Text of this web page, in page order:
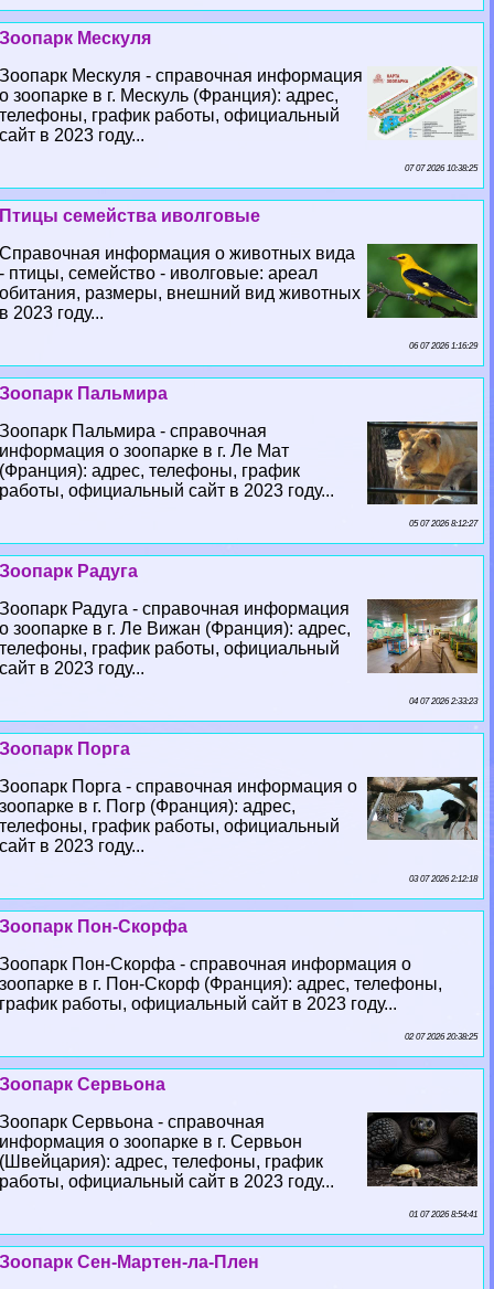
Зоопарк Мескуля
Зоопарк Мескуля - справочная информация
о зоопарке в г. Мескуль (Франция): адрес,
телефоны, график работы, официальный
сайт в 2023 году...
07 07 2026 10:38:25
Птицы семейства иволговые
Справочная информация о животных вида
- птицы, семейство - иволговые: ареал
обитания, размеры, внешний вид животных
в 2023 году...
06 07 2026 1:16:29
Зоопарк Пальмира
Зоопарк Пальмира - справочная
информация о зоопарке в г. Ле Мат
(Франция): адрес, телефоны, график
работы, официальный сайт в 2023 году...
05 07 2026 8:12:27
Зоопарк Радуга
Зоопарк Радуга - справочная информация
о зоопарке в г. Ле Вижан (Франция): адрес,
телефоны, график работы, официальный
сайт в 2023 году...
04 07 2026 2:33:23
Зоопарк Порга
Зоопарк Порга - справочная информация о
зоопарке в г. Погр (Франция): адрес,
телефоны, график работы, официальный
сайт в 2023 году...
03 07 2026 2:12:18
Зоопарк Пон-Скорфа
Зоопарк Пон-Скорфа - справочная информация о
зоопарке в г. Пон-Скорф (Франция): адрес, телефоны,
график работы, официальный сайт в 2023 году...
02 07 2026 20:38:25
Зоопарк Сервьона
Зоопарк Сервьона - справочная
информация о зоопарке в г. Сервьон
(Швейцария): адрес, телефоны, график
работы, официальный сайт в 2023 году...
01 07 2026 8:54:41
Зоопарк Сен-Мартен-ла-Плен